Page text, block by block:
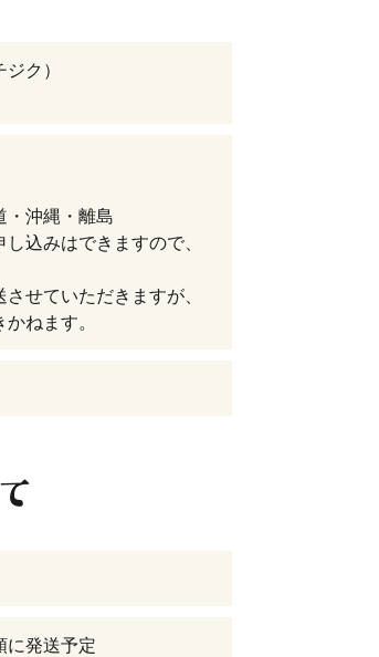
ク）
・沖縄・離島
込みはできますので、
せていただきますが、
ねます。
に発送予定